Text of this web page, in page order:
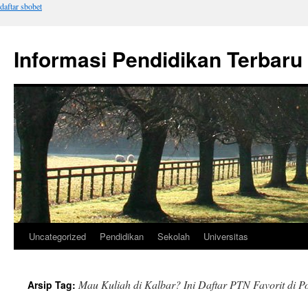
daftar sbobet
Informasi Pendidikan Terbaru
Langsung
Uncategorized Pendidikan Sekolah Universitas
Arsip Tag: Mau Kuliah di Kalbar? Ini Daftar PTN Favorit di